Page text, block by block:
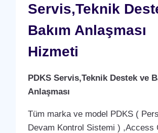
Servis,Teknik
Bakım Anlaşması
Hizmeti
PDKS Servis,Teknik Destek ve
Anlaşması
Tüm marka ve model PDKS (
Devam Kontrol Sistemi ) ,Access